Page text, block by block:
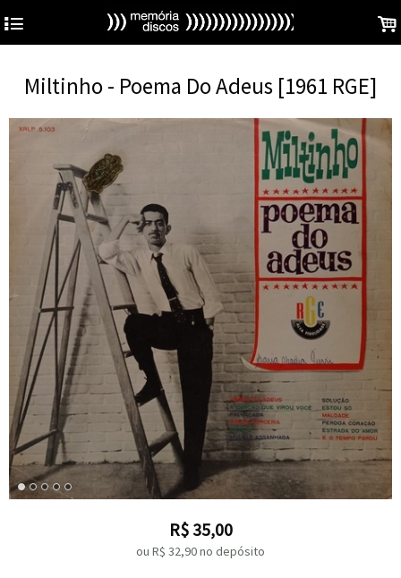
4 .
Miltinho - Poema Do Adeus [1961 RGE]
R$ 35,00
ou R$ 32,90no depósito